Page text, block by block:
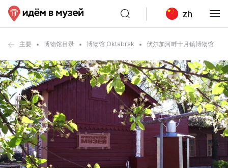
zh
主要 博物馆目录 博物馆 Oktabrsk 伏尔加河畔十月镇博物馆